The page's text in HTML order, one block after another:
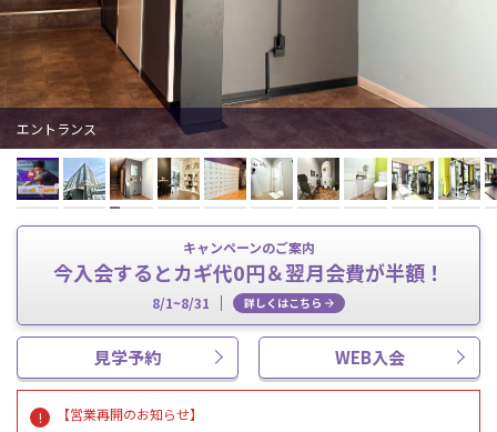
エントランス
キャンペーンのご案内
今入会するとカギ代0円＆翌月会費が半額！
8/1~8/31 詳しくはこちら
見学予約 WEB入会
【営業再開のお知らせ】